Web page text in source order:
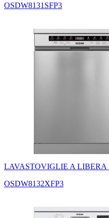
OSDW8131SFP3
LAVASTOVIGLIE A
OSDW8132XFP3